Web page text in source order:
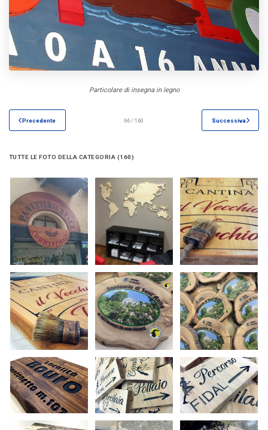
Particolare di insegna in legno
Precedente 66 / 160 Successiva
TUTTE LE FOTO DELLA CATEGORIA (160)